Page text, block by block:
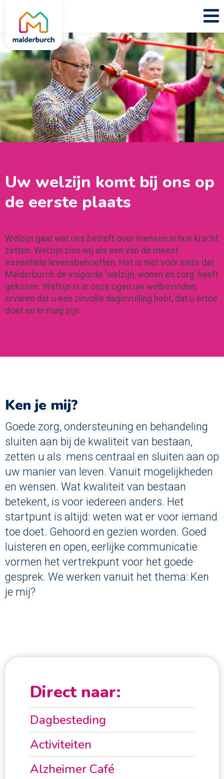
Uw welzijn komt bij ons op
de eerste plaats
Welzijn gaat wat ons betreft over mensen in hun kracht
zetten. Welzijn zien wij als een van de meest
essentiële levensbehoeften. Het is niet voor niets dat
Malderburch de volgorde ‘welzijn, wonen en zorg’ heeft
gekozen. Welzijn is in onze ogen uw welbevinden,
ervaren dat u een zinvolle daginvulling hebt, dat u ertoe
doet en er mag zijn.
Ken je mij?
Goede zorg, ondersteuning en behandeling
sluiten aan bij de kwaliteit van bestaan,
zetten u als mens centraal en sluiten aan op
uw manier van leven. Vanuit mogelijkheden
en wensen. Wat kwaliteit van bestaan
betekent, is voor iedereen anders. Het
startpunt is altijd: weten wat er voor iemand
toe doet. Gehoord en gezien worden. Goed
luisteren en open, eerlijke communicatie
vormen het vertrekpunt voor het goede
gesprek. We werken vanuit het thema: Ken
je mij?
Direct naar:
Dagbesteding
Activiteiten
Alzheimer Café